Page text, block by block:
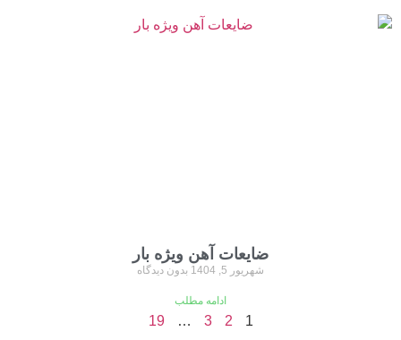
ضایعات آهن ویژه بار
شهریور 5, 1404 بدون دیدگاه
ادامه مطلب
1
2
3
…
19